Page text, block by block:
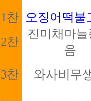
1찬
오징어떡불
2찬
진미채마
음
3찬
와사비무